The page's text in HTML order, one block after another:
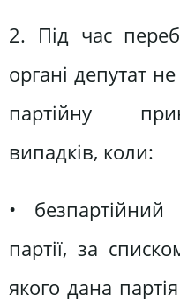
2. Під час
органі депутат
партійну
випадків, коли:
•
партії, за
якого дана